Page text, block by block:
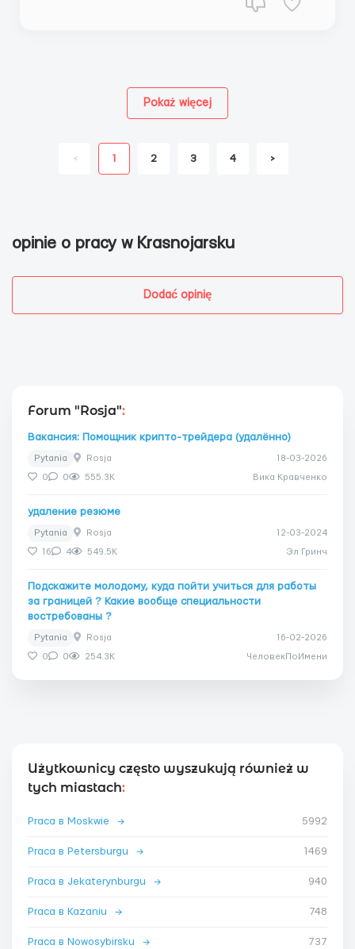
< 1 2 3 4 >
Pokaż więcej
opinie o pracy w Krasnojarsku
Dodać opinię
Forum "Rosja":
Вакансия: Помощник крипто-трейдера (удалённо)
Pytania Rosja 18-03-2026
0 0 555.3K Вика Кравченко
удаление резюме
Pytania Rosja 12-03-2024
16 4 549.5K Эл Гринч
Подскажите молодому, куда пойти учиться для работы
за границей ? Какие вообще специальности
востребованы ?
Pytania Rosja 16-02-2026
0 0 254.3K ЧеловекПоИмени
Użytkownicy często wyszukują również w
tych miastach:
Praca в Moskwie → 5992
Praca в Petersburgu → 1469
Praca в Jekaterynburgu → 940
Praca в Kazaniu → 748
Praca в Nowosybirsku → 737